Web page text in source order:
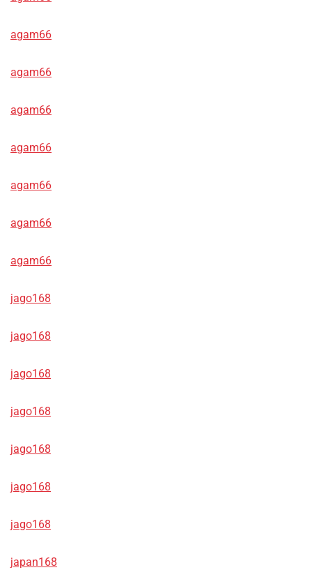
agam66
agam66
agam66
agam66
agam66
agam66
agam66
jago168
jago168
jago168
jago168
jago168
jago168
jago168
japan168